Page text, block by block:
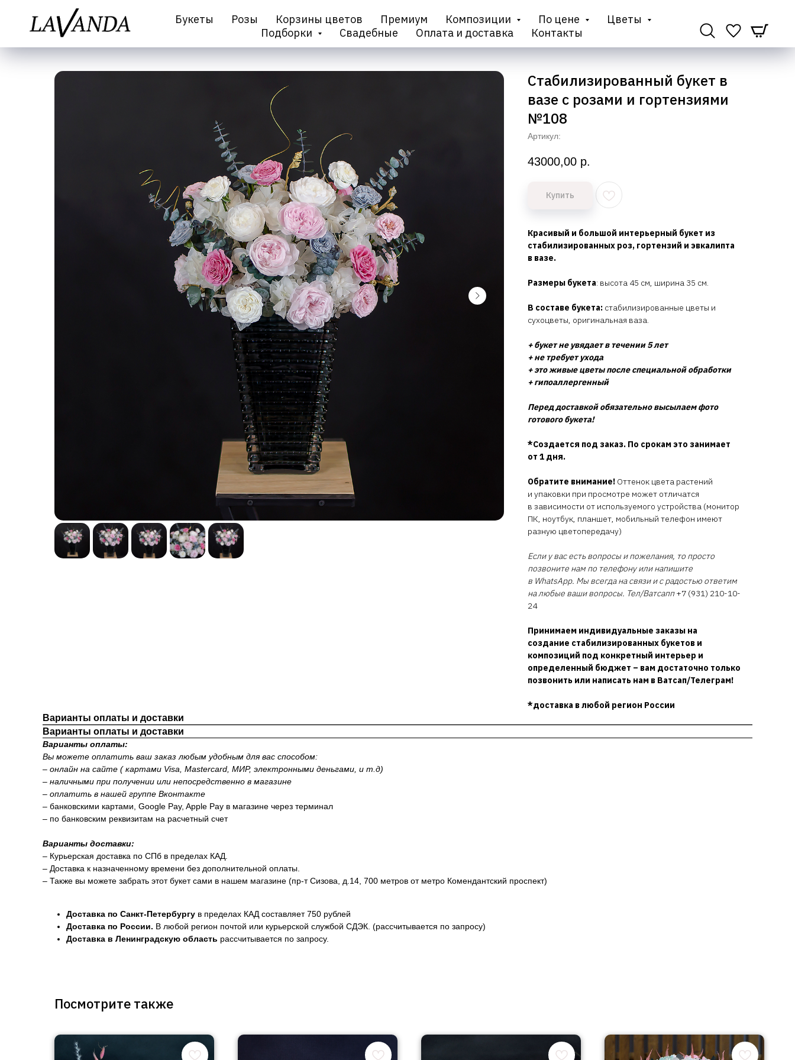
Букеты Розы Корзины цветов Премиум Композиции По цене
Цветы
Подборки
Свадебные Оплата и доставка Контакты
Стабилизированный букет в
вазе с розами и гортензиями
№108
Артикул:
43000,00 р.
Купить
Красивый и большой интерьерный букет из
стабилизированных роз, гортензий и эвкалипта
в вазе.
Размеры букета: высота 45 см, ширина 35 см.
В составе букета: стабилизированные цветы и
сухоцветы, оригинальная ваза.
+ букет не увядает в течении 5 лет
+ не требует ухода
+ это живые цветы после специальной обработки
+ гипоаллергенный
Перед доставкой обязательно высылаем фото
готового букета!
*Создается под заказ. По срокам это занимает
от 1 дня.
Обратите внимание! Оттенок цвета растений
и упаковки при просмотре может отличатся
в зависимости от используемого устройства (монитор
ПК, ноутбук, планшет, мобильный телефон имеют
разную цветопередачу)
Если у вас есть вопросы и пожелания, то просто
позвоните нам по телефону или напишите
в WhatsApp. Мы всегда на связи и с радостью ответим
на любые ваши вопросы. Тел/Ватсапп+7 (931) 210-10-
24
Принимаем индивидуальные заказы на
создание стабилизированных букетов и
композиций под конкретный интерьер и
определенный бюджет – вам достаточно только
позвонить или написать нам в Ватсап/Телеграм!
*доставка в любой регион России
Варианты оплаты и доставки
Варианты оплаты и доставки
Варианты оплаты:
Вы можете оплатить ваш заказ любым удобным для вас способом:
– онлайн на сайте ( картами Visa, Mastercard, МИР, электронными деньгами, и т.д)
– наличными при получении или непосредственно в магазине
– оплатить в нашей группе Вконтакте
– банковскими картами, Google Pay, Apple Pay в магазине через терминал
– по банковским реквизитам на расчетный счет
Варианты доставки:
– Курьерская доставка по СПб в пределах КАД.
– Доставка к назначенному времени без дополнительной оплаты.
– Также вы можете забрать этот букет сами в нашем магазине (пр-т Сизова, д.14, 700 метров от метро Комендантский проспект)
Доставка по Санкт-Петербургу в пределах КАД составляет 750 рублей
Доставка по России. В любой регион почтой или курьерской службой СДЭК. (рассчитывается по запросу)
Доставка в Ленинградскую область рассчитывается по запросу.
Посмотрите также